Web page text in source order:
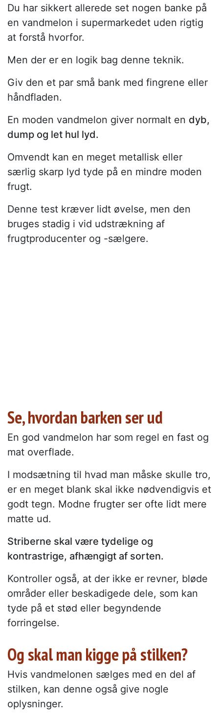
Du har sikkert allerede set nogen banke på
en vandmelon i supermarkedet uden rigtig
at forstå hvorfor.
Men der er en logik bag denne teknik.
Giv den et par små bank med fingrene eller
håndfladen.
En moden vandmelon giver normalt en dyb,
dump og let hul lyd.
Omvendt kan en meget metallisk eller
særlig skarp lyd tyde på en mindre moden
frugt.
Denne test kræver lidt øvelse, men den
bruges stadig i vid udstrækning af
frugtproducenter og -sælgere.
Se, hvordan barken ser ud
En god vandmelon har som regel en fast og
mat overflade.
I modsætning til hvad man måske skulle tro,
er en meget blank skal ikke nødvendigvis et
godt tegn. Modne frugter ser ofte lidt mere
matte ud.
Striberne skal være tydelige og
kontrastrige, afhængigt af sorten.
Kontroller også, at der ikke er revner, bløde
områder eller beskadigede dele, som kan
tyde på et stød eller begyndende
forringelse.
Og skal man kigge på stilken?
Hvis vandmelonen sælges med en del af
stilken, kan denne også give nogle
oplysninger.